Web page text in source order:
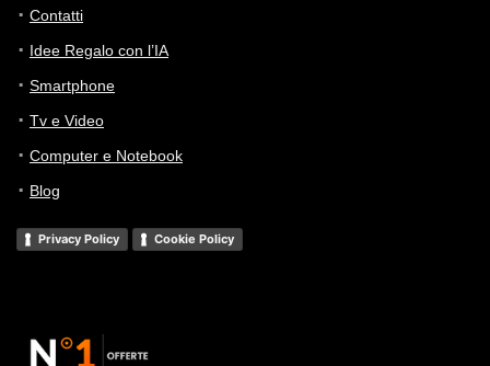
Contatti
Idee Regalo con l’IA
Smartphone
Tv e Video
Computer e Notebook
Blog
Privacy Policy Cookie Policy